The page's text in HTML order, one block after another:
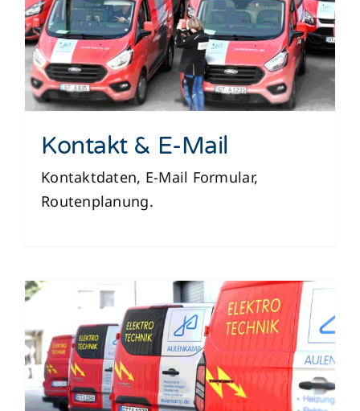
Kontakt & E-Mail
Kontaktdaten, E-Mail Formular,
Routenplanung.